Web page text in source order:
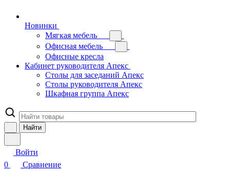
Новинки
Мягкая мебель
Офисная мебель
Офисные кресла
Кабинет руководителя Апекс
Столы для заседаний Апекс
Столы руководителя Апекс
Шкафная группа Апекс
Найти
Войти
0
Сравнение